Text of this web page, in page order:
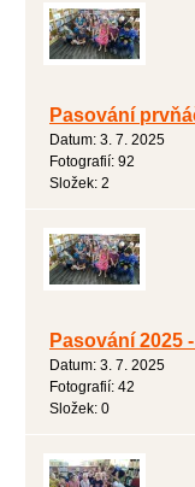
Pasování
Datum: 3. 7. 2025
Fotografií: 92
Složek: 2
Pasování 2025
Datum: 3. 7. 2025
Fotografií: 42
Složek: 0